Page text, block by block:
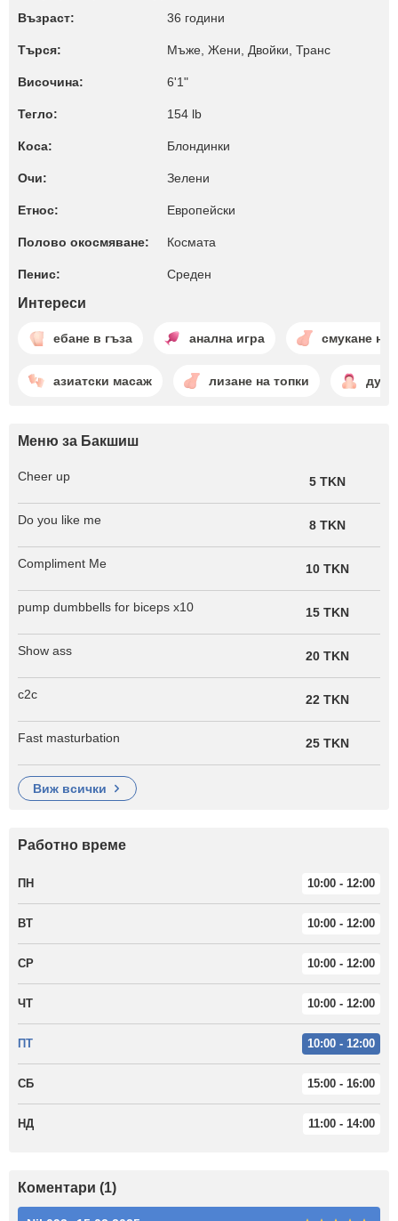
Възраст: 36 години
Търся: Мъже, Жени, Двойки, Транс
Височина: 6'1"
Тегло: 154 lb
Коса: Блондинки
Очи: Зелени
Етнос: Европейски
Полово окосмяване: Космата
Пенис: Среден
Интереси
ебане в гъза анална игра смукане на
азиатски масаж лизане на топки
Меню за Бакшиш
Cheer up 5 TKN
Do you like me 8 TKN
Compliment Me 10 TKN
pump dumbbells for biceps x10 15 TKN
Show ass 20 TKN
c2c 22 TKN
Fast masturbation 25 TKN
виж всички
Работно време
ПН 10:00 - 12:00
ВТ 10:00 - 12:00
СР 10:00 - 12:00
ЧТ 10:00 - 12:00
ПТ 10:00 - 12:00
СБ 15:00 - 16:00
НД 11:00 - 14:00
Коментари (1)